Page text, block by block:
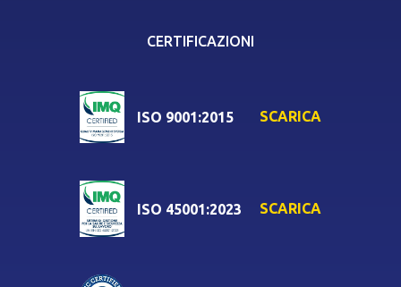
CERTIFICAZIONI
ISO 9001:2015 SCARICA
ISO 45001:2023 SCARICA